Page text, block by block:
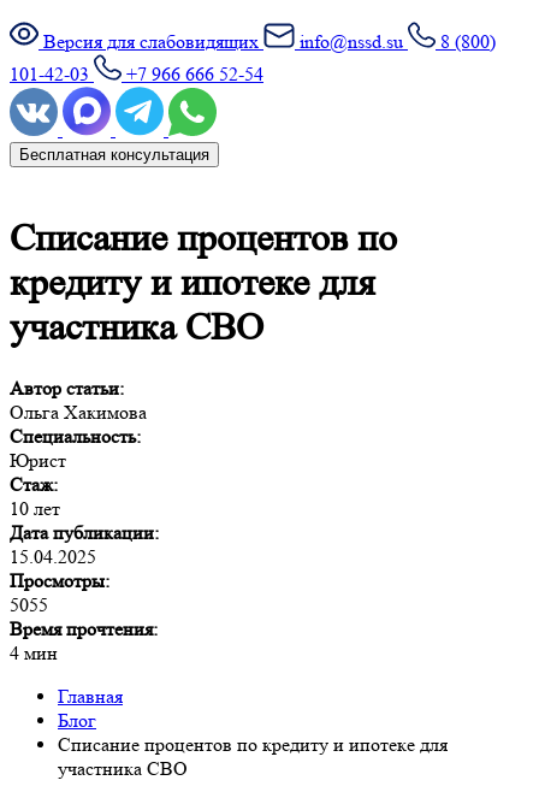
Версия для слабовидящих info@nssd.su
8 (800)
101-42-03
+7 966 666 52-54
Бесплатная консультация
Списание процентов по
кредиту и ипотеке для
участника СВО
Автор статьи:
Ольга Хакимова
Специальность:
Юрист
Стаж:
10 лет
Дата публикации:
15.04.2025
Просмотры:
5055
Время прочтения:
4 мин
Главная
Блог
Списание процентов по кредиту и ипотеке для
участника СВО